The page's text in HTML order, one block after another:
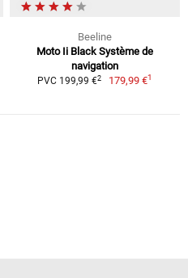
Beeline
Moto Ii Black Système de
navigation
PVC 199,99 €2 179,99 €1